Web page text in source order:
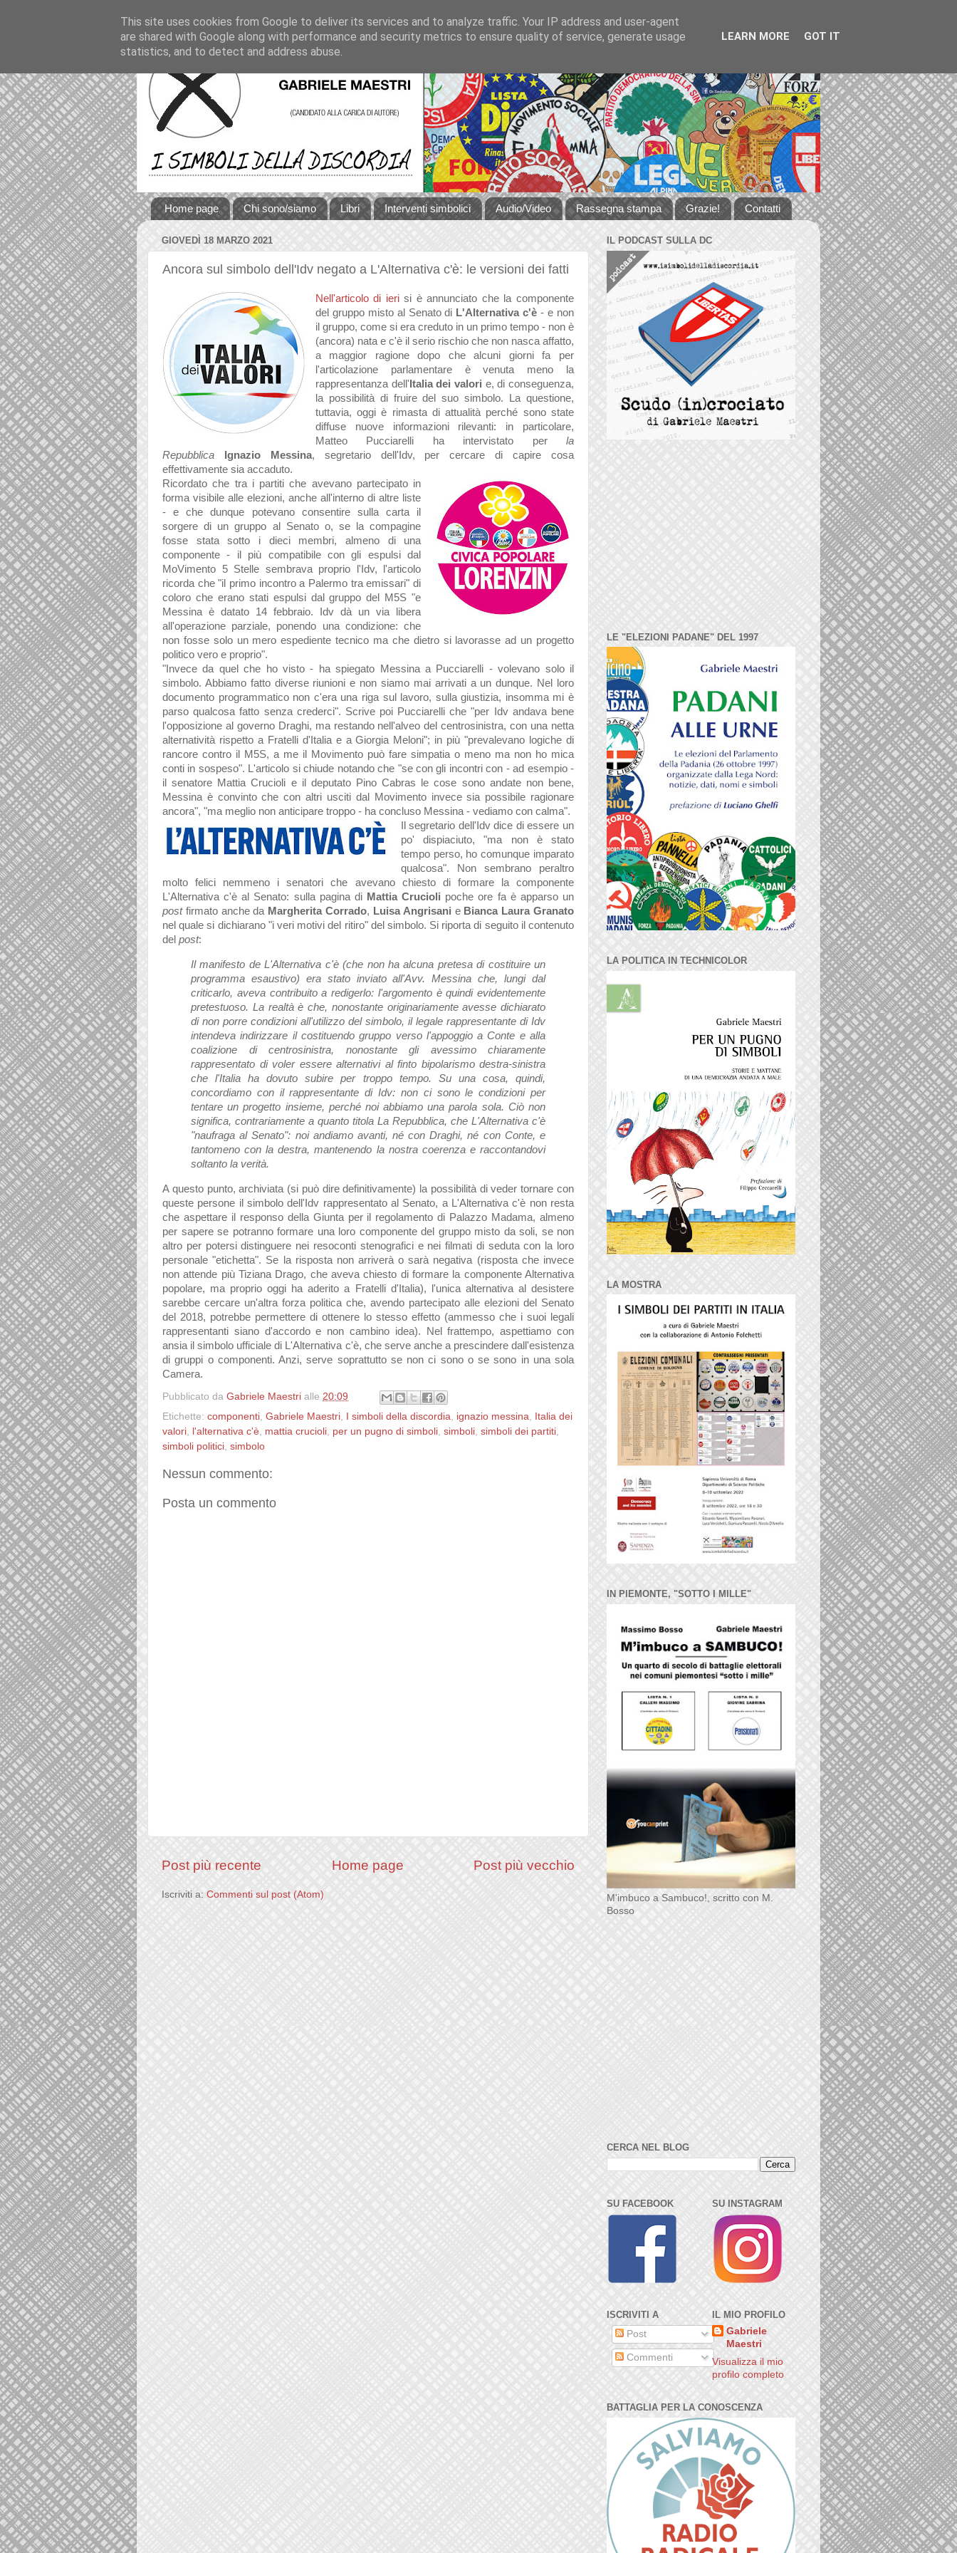
Home page Chi sono/siamo Libri Interventi simbolici Audio/Video Rassegna stampa Grazie! Contatti
GIOVEDÌ 18 MARZO 2021
Ancora sul simbolo dell'Idv negato a L'Alternativa c'è: le versioni dei fatti
Nell'articolo di ierisi è annunciato che la componente
del gruppo misto al Senato di L'Alternativa c'è - e non
il gruppo, come si era creduto in un primo tempo - non è
(ancora) nata e c'è il serio rischio che non nasca affatto,
a maggior ragione dopo che alcuni giorni fa per
l'articolazione parlamentare è venuta meno la
rappresentanza dell' Italia dei valori e, di conseguenza,
la possibilità di fruire del suo simbolo. La questione,
tuttavia, oggi è rimasta di attualità perché sono state
diffuse nuove informazioni rilevanti: in particolare,
Matteo Pucciarelli
ha intervistato perla
Repubblica
Ignazio Messina, segretario dell'Idv, per cercare di capire cosa
effettivamente sia accaduto.
Ricordato che tra i partiti che avevano partecipato in
forma visibile alle elezioni, anche all'interno di altre liste
- e che dunque potevano consentire sulla carta il
sorgere di un gruppo al Senato o, se la compagine
fosse stata sotto i dieci membri, almeno di una
componente - il più compatibile con gli espulsi dal
MoVimento 5 Stelle sembrava proprio l'Idv, l'articolo
ricorda che "i l primo incontro a Palermo tra emissari" di
coloro che erano stati espulsi dal gruppo del M5S "e
Messina è datato 14 febbraio. Idv dà un via libera
all'operazione parziale, ponendo una condizione: che
non fosse solo un mero espediente tecnico ma che dietro si lavorasse ad un progetto
politico vero e proprio".
"Invece da quel che ho visto- ha spiegato Messina a Pucciarelli - volevano solo il
simbolo. Abbiamo fatto diverse riunioni e non siamo mai arrivati a un dunque. Nel loro
documento programmatico non c'era una riga sul lavoro, sulla giustizia, insomma mi è
parso qualcosa fatto senza crederci". Scrive poi Pucciarelli che "per Idv andava bene
l'opposizione al governo Draghi, ma restando nell'alveo del centrosinistra, con una netta
alternatività rispetto a Fratelli d'Italia e a Giorgia Meloni"; in più "prevalevano logiche di
rancore contro il M5S, a me il Movimento può fare simpatia o meno ma non ho mica
conti in sospeso". L'articolo si chiude notando che "se con gli incontri con - ad esempio -
il senatore Mattia Crucioli e il deputato Pino Cabras le cose sono andate non bene,
Messina è convinto che con altri usciti dal Movimento invece sia possibile ragionare
ancora", "ma meglio non anticipare troppo - ha concluso Messina - vediamo con calma".
Il segretario dell'Idv dice di essere un
po' dispiaciuto, "ma non è stato
tempo perso, ho comunque imparato
qualcosa". Non sembrano peraltro
molto felici nemmeno i senatori che avevano chiesto di formare la componente
L'Alternativa c'è al Senato: sulla pagina di Mattia Crucioli poche ore fa è apparso un
postfirmato anche da MargheritaCorrado, Luisa Angrisani e Bianca Laura Granato
nel quale si dichiarano "i veri motivi del ritiro" del simbolo. Si riporta di seguito il contenuto
del post:
Il manifesto de L'Alternativa c'è (che non ha alcuna pretesa di costituire un
programma esaustivo) era stato inviato all'Avv. Messina che, lungi dal
criticarlo, aveva contribuito a redigerlo: l'argomento è quindi evidentemente
pretestuoso. La realtà è che, nonostante originariamente avesse dichiarato
di non porre condizioni all'utilizzo del simbolo, il legale rappresentante di Idv
intendeva indirizzare il costituendo gruppo verso l'appoggio a Conte e alla
coalizione di centrosinistra, nonostante gli avessimo chiaramente
rappresentato di voler essere alternativi al finto bipolarismo destra-sinistra
che l'Italia ha dovuto subire per troppo tempo. Su una cosa, quindi,
concordiamo con il rappresentante di Idv: non ci sono le condizioni per
tentare un progetto insieme, perché noi abbiamo una parola sola. Ciò non
significa, contrariamente a quanto titola La Repubblica, che L'Alternativa c'è
"naufraga al Senato": noi andiamo avanti, né con Draghi, né con Conte, e
tantomeno con la destra, mantenendo la nostra coerenza e raccontandovi
soltanto la verità.
A questo punto, archiviata (si può dire definitivamente) la possibilità di veder tornare con
queste persone il simbolo dell'Idv rappresentato al Senato, a L'Alternativa c'è non resta
che aspettare il responso della Giunta per il regolamento di Palazzo Madama, almeno
per sapere se potranno formare una loro componente del gruppo misto da soli, se non
altro per potersi distinguere nei resoconti stenografici e nei filmati di seduta con la loro
personale "etichetta". Se la risposta non arriverà o sarà negativa (risposta che invece
non attende più Tiziana Drago, che aveva chiesto di formare la componente Alternativa
popolare, ma proprio oggi ha aderito a Fratelli d'Italia), l'unica alternativa al desistere
sarebbe cercare un'altra forza politica che, avendo partecipato alle elezioni del Senato
del 2018, potrebbe permettere di ottenere lo stesso effetto (ammesso che i suoi legali
rappresentanti siano d'accordo e non cambino idea). Nel frattempo, aspettiamo con
ansia il simbolo ufficiale di L'Alternativa c'è, che serve anche a prescindere dall'esistenza
di gruppi o componenti. Anzi, serve soprattutto se non ci sono o se sono in una sola
Camera.
Pubblicato da Gabriele Maestri alle 20:09
Etichette: componenti, Gabriele Maestri, I simboli della discordia, ignazio messina, Italia dei
valori, l'alternativa c'è, mattia crucioli, per un pugno di simboli, simboli, simboli dei partiti,
simboli politici, simbolo
Nessun commento:
Posta un commento
Post più recente Post più vecchio
Home page
Iscriviti a: Commenti sul post (Atom)
IL PODCAST SULLA DC
LE "ELEZIONI PADANE" DEL 1997
LA POLITICA IN TECHNICOLOR
LA MOSTRA
IN PIEMONTE, "SOTTO I MILLE"
M'imbuco a Sambuco!, scritto con M.
Bosso
CERCA NEL BLOG
SU FACEBOOK
ISCRIVITI A
Post
Commenti
SU INSTAGRAM
IL MIO PROFILO
Gabriele
Maestri
Visualizza il mio
profilo completo
BATTAGLIA PER LA CONOSCENZA
This site uses cookies from Google to deliver its services and to analyze traffic. Your IP address and user-agent
are shared with Google along with performance and security metrics to ensure quality of service, generate usage
statistics, and to detect and address abuse.
LEARN MORE GOT IT